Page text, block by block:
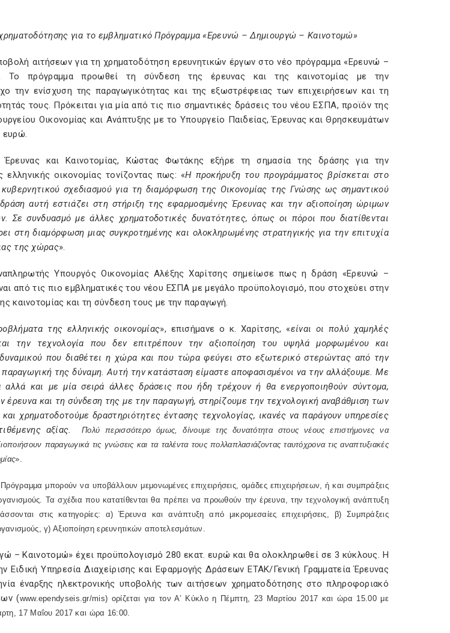
για το εμβληματικό Πρόγραμμα «Ερευνώ – Δημιουργώ – Καινοτομώ»
αιτήσεων για τη χρηματοδότηση ερευνητικών έργων στο νέο πρόγραμμα «Ερευνώ –
Το πρόγραμμα προωθεί τη σύνδεση της έρευνας και της καινοτομίας με την
την ενίσχυση της παραγωγικότητας και της εξωστρέφειας των επιχειρήσεων και τη
τους. Πρόκειται για μία από τις πιο σημαντικές δράσεις του νέου ΕΣΠΑ, προϊόν της
Οικονομίας και Ανάπτυξης με το Υπουργείο Παιδείας, Έρευνας και Θρησκευμάτων
ευρώ.
και Καινοτομίας, Κώστας Φωτάκης εξήρε τη σημασία της δράσης για την
ελληνικής οικονομίας τονίζοντας πως: «Η προκήρυξη του προγράμματος βρίσκεται στο
σχεδιασμού για τη διαμόρφωση της Οικονομίας της Γνώσης ως σημαντικού
αυτή εστιάζει στη στήριξη της εφαρμοσμένης Έρευνας και την αξιοποίηση ώριμων
Σε συνδυασμό με άλλες χρηματοδοτικές δυνατότητες, όπως οι πόροι που διατίθενται
στη διαμόρφωση μιας συγκροτημένης και ολοκληρωμένης στρατηγικής για την επιτυχία
της χώρας».
Υπουργός Οικονομίας Αλέξης Χαρίτσης σημείωσε πως η δράση «Ερευνώ –
από τις πιο εμβληματικές του νέου ΕΣΠΑ με μεγάλο προϋπολογισμό, που στοχεύει στην
καινοτομίας και τη σύνδεση τους με την παραγωγή.
της ελληνικής οικονομίας», επισήμανε ο κ. Χαρίτσης, «είναι οι πολύ χαμηλές
την τεχνολογία που δεν επιτρέπουν την αξιοποίηση του υψηλά μορφωμένου και
που διαθέτει η χώρα και που τώρα φεύγει στο εξωτερικό στερώντας από την
παραγωγική της δύναμη. Αυτή την κατάσταση είμαστε αποφασισμένοι να την αλλάξουμε. Με
αλλά και με μία σειρά άλλες δράσεις που ήδη τρέχουν ή θα ενεργοποιηθούν σύντομα,
έρευνα και τη σύνδεση της με την παραγωγή, στηρίζουμε την τεχνολογική αναβάθμιση των
χρηματοδοτούμε δραστηριότητες έντασης τεχνολογίας, ικανές να παράγουν υπηρεσίες
αξίας.
Πολύ περισσότερο όμως, δίνουμε της δυνατότητα στους νέους επιστήμονες να
παραγωγικά τις γνώσεις και τα ταλέντα τους πολλαπλασιάζοντας ταυτόχρονα τις αναπτυξιακές
».
μπορούν να υποβάλλουν μεμονωμένες επιχειρήσεις, ομάδες επιχειρήσεων, ή και συμπράξεις
Τα σχέδια που κατατίθενται θα πρέπει να προωθούν την έρευνα, την τεχνολογική ανάπτυξη
στις κατηγορίες: α) Έρευνα και ανάπτυξη από μικρομεσαίες επιχειρήσεις, β) Συμπράξεις
γ) Αξιοποίηση ερευνητικών αποτελεσμάτων.
– Καινοτομώ» έχει προϋπολογισμό 280 εκατ. ευρώ και θα ολοκληρωθεί σε 3 κύκλους. Η
Ειδική Υπηρεσία Διαχείρισης και Εφαρμογής Δράσεων ΕΤΑΚ/Γενική Γραμματεία Έρευνας
έναρξης ηλεκτρονικής υποβολής των αιτήσεων χρηματοδότησης στο πληροφοριακό
(www.ependyseis.gr/mis) ορίζεται για τον Α’ Κύκλο η Πέμπτη, 23 Μαρτίου 2017 και ώρα 15.00 με
17 Μαΐου 2017 και ώρα 16:00.